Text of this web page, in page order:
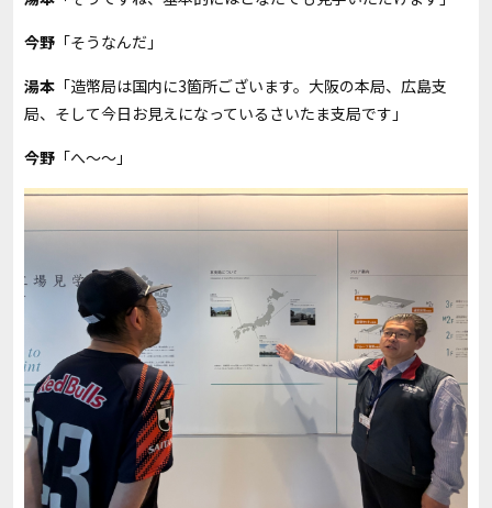
今野 「そうなんだ」
湯本 「造幣局は国内に3箇所ございます。大阪の本局、広島支
局、そして今日お見えになっているさいたま支局です」
今野 「へ～～」